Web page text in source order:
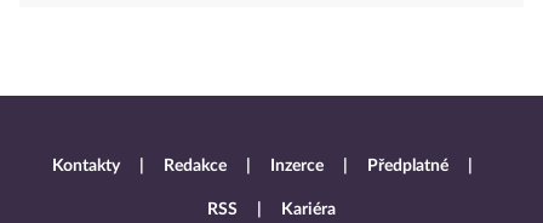
Kontakty Redakce Inzerce Předplatné
RSS Kariéra